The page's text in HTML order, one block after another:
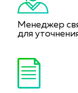
Менеджер
для